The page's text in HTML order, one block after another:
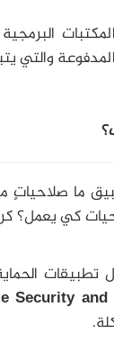
والتي
ما صلاحياتٍ
كي يعمل؟
تطبيقات
Security